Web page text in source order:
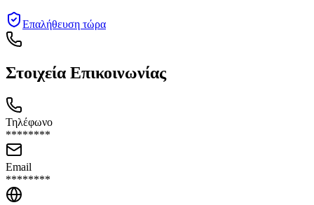
Επαλήθευση τώρα
Στοιχεία Επικοινωνίας
Τηλέφωνο
********
Email
********